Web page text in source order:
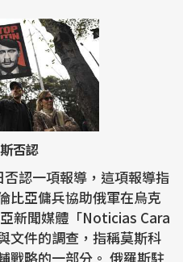
否認
認一項報導，這項報導指
比亞傭兵協助俄軍在烏克
文件的調查，指稱莫斯科
一部分。 俄羅斯駐